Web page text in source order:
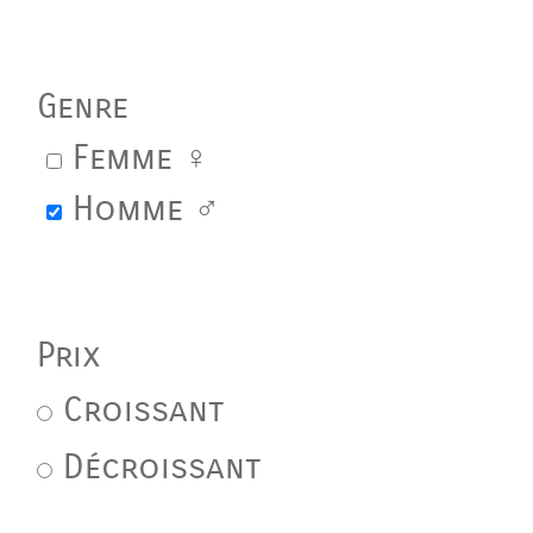
Genre
Femme ♀
Homme ♂
Prix
Croissant
Décroissant